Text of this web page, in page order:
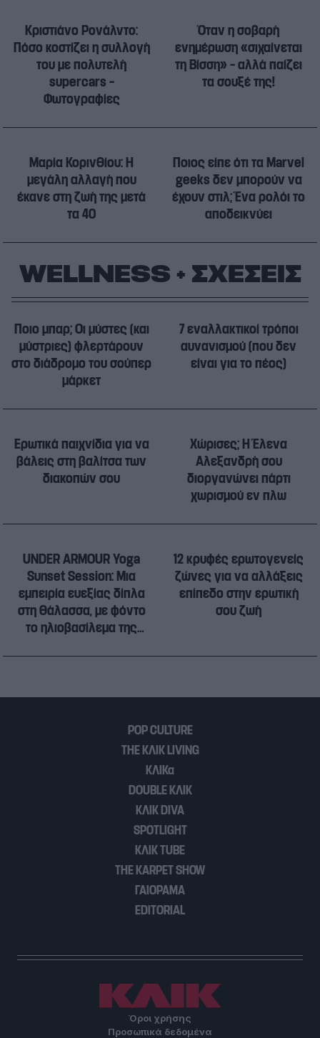
Κριστιάνο Ρονάλντο:
Πόσο κοστίζει η συλλογή
του με πολυτελή
supercars –
Φωτογραφίες
Όταν η σοβαρή
ενημέρωση «σιχαίνεται
τη Βίσση» – αλλά παίζει
τα σουξέ της!
Μαρία Κορινθίου: Η
μεγάλη αλλαγή που
έκανε στη ζωή της μετά
τα 40
Ποιος είπε ότι τα Marvel
geeks δεν μπορούν να
έχουν στιλ; Ένα ρολόι το
αποδεικνύει
WELLNESS + ΣΧΕΣΕΙΣ
Ποιο μπαρ; Οι μύστες (και
μύστριες) φλερτάρουν
στο διάδρομο του σούπερ
μάρκετ
7 εναλλακτικοί τρόποι
αυνανισμού (που δεν
είναι για το πέος)
Ερωτικά παιχνίδια για να
βάλεις στη βαλίτσα των
διακοπών σου
Χώρισες; Η Έλενα
Αλεξανδρή σου
διοργανώνει πάρτι
χωρισμού εν πλω
UNDER ARMOUR Yoga
Sunset Session: Μια
εμπειρία ευεξίας δίπλα
στη θάλασσα, με φόντο
το ηλιοβασίλεμα της
12 κρυφές ερωτογενείς
ζώνες για να αλλάξεις
επίπεδο στην ερωτική
σου ζωή
POP CULTURE
THE ΚΛΙΚ LIVING
ΚΛΙΚα
DOUBLE ΚΛΙΚ
ΚΛΙΚ DIVA
SPOTLIGHT
ΚΛΙΚ TUBE
THE KARPET SHOW
ΓΑΙΟΡΑΜΑ
EDITORIAL
Όροι χρήσης
Προσωπικά δεδομένα